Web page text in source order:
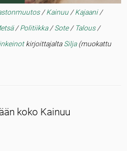
/Kainuu /Kajaani/
/Politiikka/Sote/ Talous/
kirjoittajalta Silja(muokattu
koko Kainuu